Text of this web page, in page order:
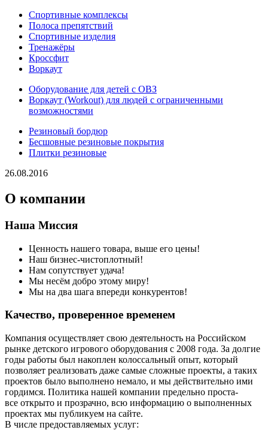
Спортивные комплексы
Полоса препятствий
Спортивные изделия
Тренажёры
Кроссфит
Воркаут
Оборудование для детей с ОВЗ
Воркаут (Workout) для людей с ограниченными
возможностями
Резиновый бордюр
Бесшовные резиновые покрытия
Плитки резиновые
26.08.2016
О компании
Наша Миссия
Ценность нашего товара, выше его цены!
Наш бизнес-чистоплотный!
Нам сопутствует удача!
Мы несём добро этому миру!
Мы на два шага впереди конкурентов!
Качество, проверенное временем
Компания осуществляет свою деятельность на Российском
рынке детского игрового оборудования с 2008 года. За долгие
годы работы был накоплен колоссальный опыт, который
позволяет реализовать даже самые сложные проекты, а таких
проектов было выполнено немало, и мы действительно ими
гордимся. Политика нашей компании предельно проста-
все открыто и прозрачно, всю информацию о выполненных
проектах мы публикуем на сайте.
В числе предоставляемых услуг: